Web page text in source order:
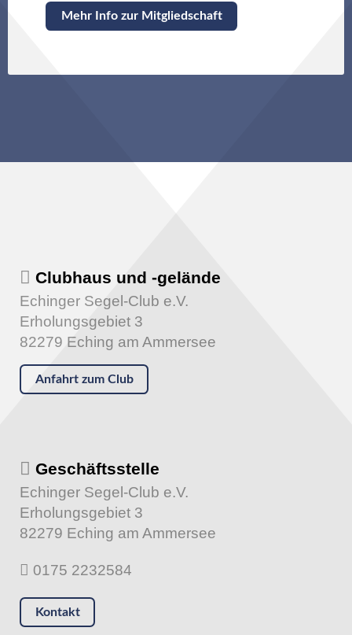
Mehr Info zur Mitgliedschaft
Clubhaus und -gelände
Echinger Segel-Club e.V.
Erholungsgebiet 3
82279 Eching am Ammersee
Anfahrt zum Club
Geschäftsstelle
Echinger Segel-Club e.V.
Erholungsgebiet 3
82279 Eching am Ammersee
0175 2232584
Kontakt